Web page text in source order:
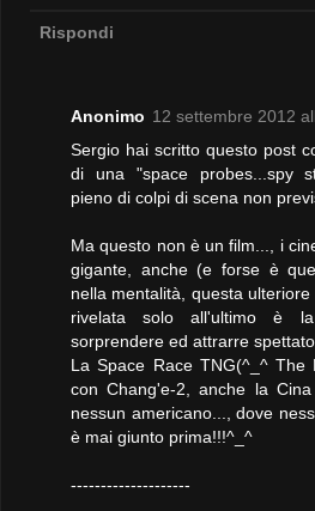
Rispondi
Anonimo 12 settembre 2012
Sergio hai scritto questo post
di una "space probes...spy
pieno di colpi di scena non
Ma questo non è un film..., i
gigante, anche (e forse è
nella mentalità, questa
rivelata solo all'ultimo è
sorprendere ed attrarre
La Space Race TNG(^_^ The
con Chang'e-2, anche la
nessun americano..., dove
è mai giunto prima!!!^_^
--------------------